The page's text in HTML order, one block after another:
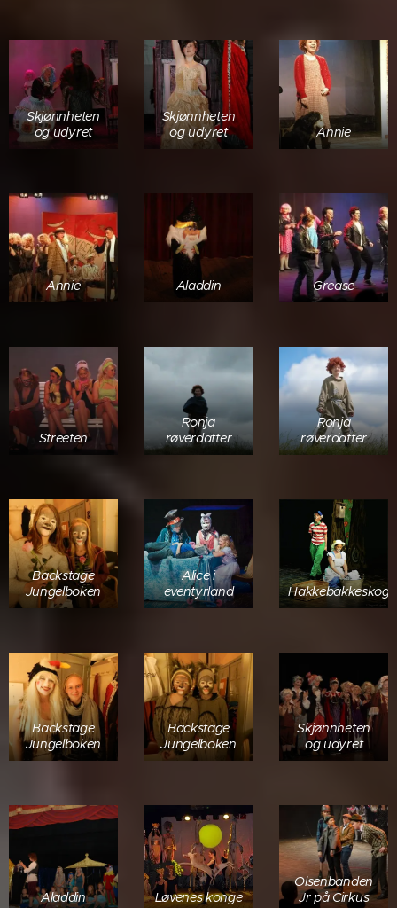
Skjønnheten
og udyret
Skjønnheten
og udyret
Annie
Annie Aladdin Grease
Streeten
Ronja
røverdatter
Ronja
røverdatter
Backstage
Jungelboken
Alice i
eventyrland
Backstage
Jungelboken
Backstage
Jungelboken
Skjønnheten
og udyret
Aladdin Løvenes konge
Olsenbanden
Jr på Cirkus